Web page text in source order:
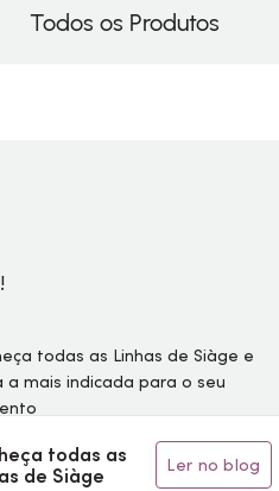
Todos os Produtos
todas as
de Siàge
ler no blog